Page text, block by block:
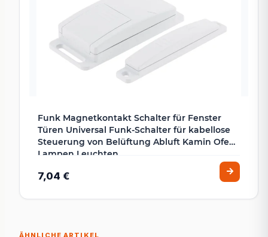
Funk Magnetkontakt Schalter für Fenster
Türen Universal Funk-Schalter für kabellose
Steuerung von Belüftung Abluft Kamin Ofen
Lampen Leuchten
7,04 €
ÄHNLICHE ARTIKEL